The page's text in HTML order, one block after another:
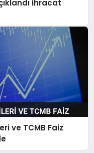
İhracat
ve TCMB Faiz